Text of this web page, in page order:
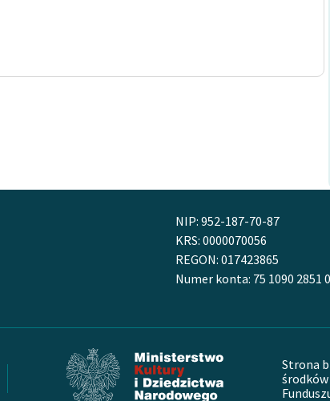
NIP: 952-187-70-87
KRS: 0000070056
REGON: 017423865
Numer konta: 75 1090 2851
Strona